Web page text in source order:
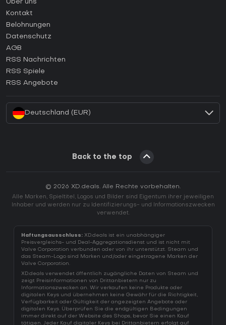
Anleitungen
Wie aktiviert man einen Steam CD Key?
Wie aktiviert man einen Epic Games CD Key?
Wie aktiviert man einen GOG CD Key?
Wie aktiviert man einen Ubisoft Connect CD Key?
Über uns
Kontakt
Belohnungen
Datenschutz
AGB
RSS Nachrichten
RSS Spiele
RSS Angebote
Deutschland (EUR)
Back to the top
© 2026 XD.deals. Alle Rechte vorbehalten.
Alle Marken, Spieltitel, Logos und Bilder sind Eigentum ihrer jeweiligen
Inhaber und werden nur zu Identifizierungs- und Informationszwecken
verwendet.
Haftungsausschluss: XD.deals ist ein unabhängiger
Preisvergleichs- und Deal-Aggregationsdienst und ist nicht mit
Valve Corporation verbunden oder von ihr unterstützt. Steam und
das Steam-Logo sind Marken und/oder eingetragene Marken der
Valve Corporation.
XD.deals verwendet öffentlich zugängliche Daten von Steam und
zeigt Preisinformationen von Drittanbietern nur zu
Informationszwecken an. Wir verkaufen keine Produkte oder
digitalen Keys und übernehmen keine Gewähr für die Richtigkeit,
Verfügbarkeit oder Gültigkeit der angezeigten Angebote oder
digitalen Keys. Überprüfen Sie die endgültigen Bedingungen
immer direkt auf der Website des Shops, bevor Sie einen Kauf
tätigen. Jeder Kauf digitaler Keys bei Drittanbietern erfolgt auf